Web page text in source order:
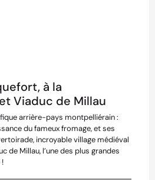
à la
Viaduc de Millau
arrière-pays montpelliérain :
du fameux fromage, et ses
incroyable village médiéval
de Millau, l’une des plus grandes